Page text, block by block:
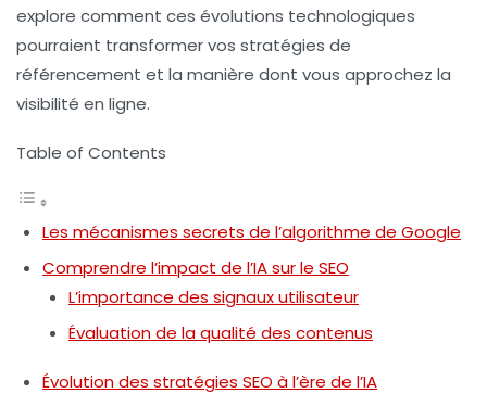
explore comment ces évolutions technologiques
pourraient transformer vos stratégies de
référencement et la manière dont vous approchez la
visibilité en ligne.
Table of Contents
Les mécanismes secrets de l’algorithme de Google
Comprendre l’impact de l’IA sur le SEO
L’importance des signaux utilisateur
Évaluation de la qualité des contenus
Évolution des stratégies SEO à l’ère de l’IA